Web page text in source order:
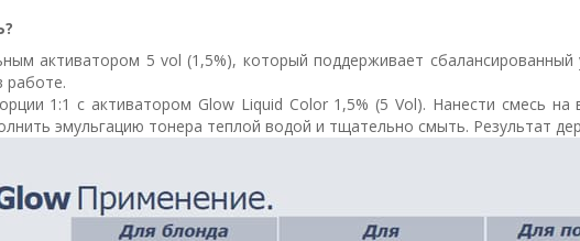
активатором 5 vol (1,5%), который поддерживает
работе.
1:1 с активатором Glow Liquid Color 1,5% (5 Vol). Нанести смесь
эмульгацию тонера теплой водой и тщательно смыть. Результат